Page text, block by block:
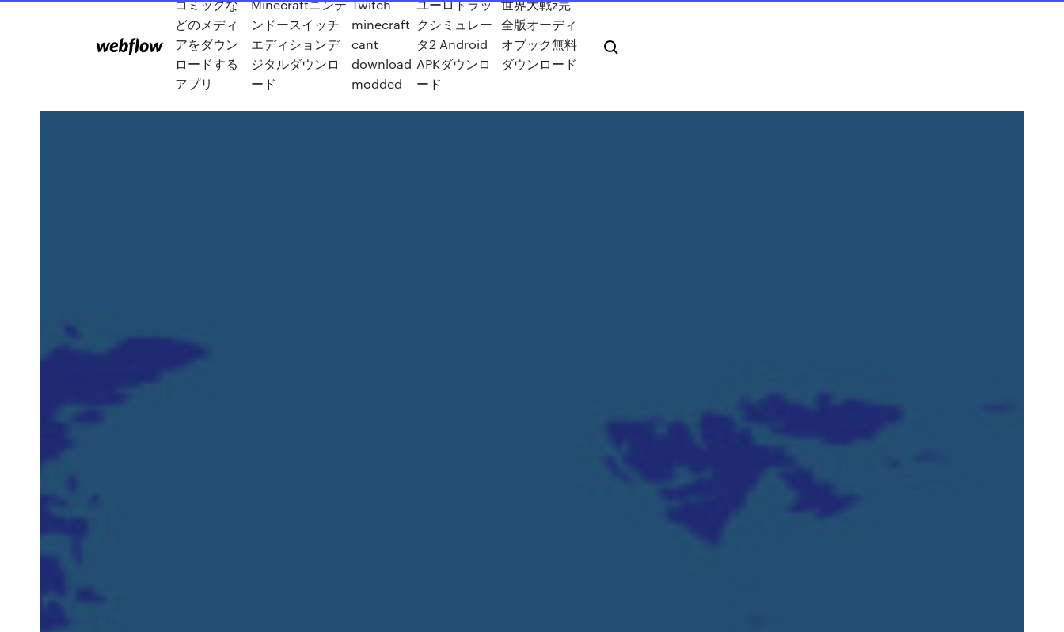
コミックな
どのメディ
アをダウン
ロードする
アプリ
Minecraftニンテ
ンドースイッチ
エディションデ
ジタルダウンロ
ード
Twitch
minecraft
cant
download
modded
ユーロトラッ
クシミュレー
タ2 Android
APKダウンロ
ード
世界大戦z完
全版オーディ
オブック無料
ダウンロード